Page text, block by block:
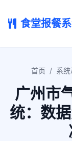
食堂报餐
首页 / 系
广州市
统：数